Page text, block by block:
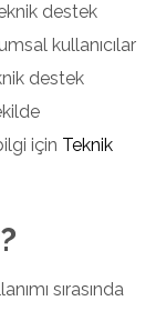
destek
kullanıcılar
destek
için Teknik
sırasında